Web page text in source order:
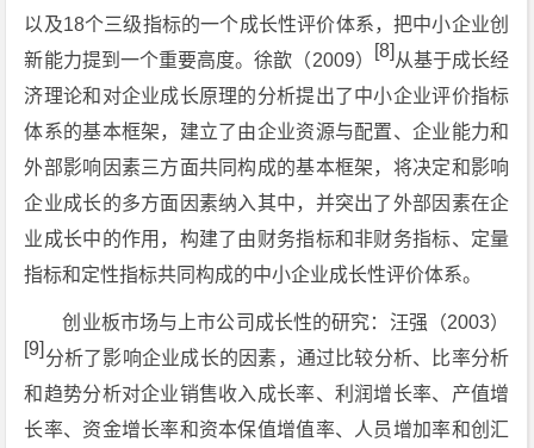
以及18个三级指标的一个成长性评价体系，把中小企业创
新能力提到一个重要高度。徐歆（2009）
[8]从基于成长经
济理论和对企业成长原理的分析提出了中小企业评价指标
体系的基本框架，建立了由企业资源与配置、企业能力和
外部影响因素三方面共同构成的基本框架，将决定和影响
企业成长的多方面因素纳入其中，并突出了外部因素在企
业成长中的作用，构建了由财务指标和非财务指标、定量
指标和定性指标共同构成的中小企业成长性评价体系。
创业板市场与上市公司成长性的研究：汪强（2003）
[9] 分析了影响企业成长的因素，通过比较分析、比率分析
和趋势分析对企业销售收入成长率、利润增长率、产值增
长率、资金增长率和资本保值增值率、人员增加率和创汇